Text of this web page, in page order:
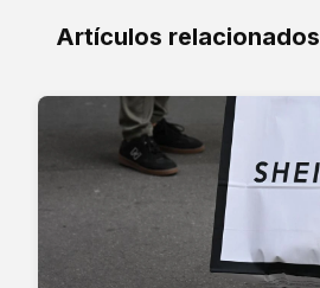
Artículos relacionados